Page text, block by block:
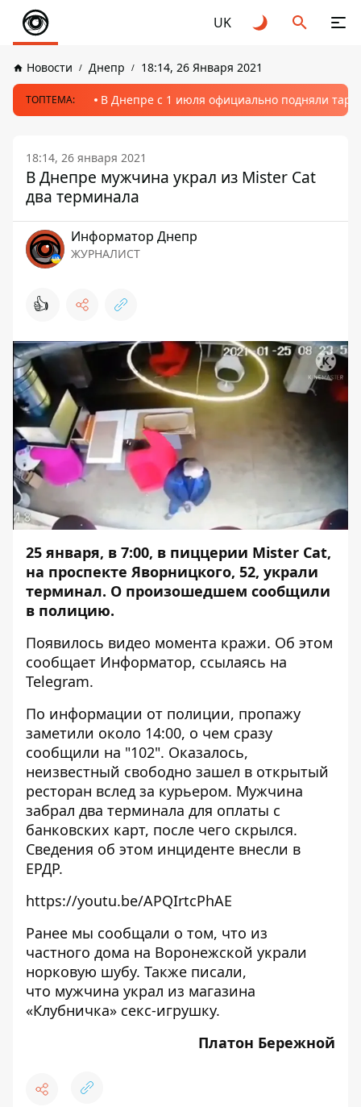
UK
Новости Днепр 18:14, 26 Января 2021
ТОПТЕМА: В Днепре с 1 июля официально подняли
18:14, 26 января 2021
В Днепре мужчина украл из Mister Cat
два терминала
Информатор Днепр
ЖУРНАЛИСТ
👍
25 января, в 7:00, в пиццерии Mister Cat,
на проспекте Яворницкого, 52, украли
терминал. О произошедшем сообщили
в полицию.
Появилось видео момента кражи. Об этом
сообщает Информатор, ссылаясь на
Telegram.
По информации от полиции, пропажу
заметили около 14:00, о чем сразу
сообщили на "102". Оказалось,
неизвестный свободно зашел в открытый
ресторан вслед за курьером. Мужчина
забрал два терминала для оплаты с
банковских карт, после чего скрылся.
Сведения об этом инциденте внесли в
ЕРДР.
https://youtu.be/APQIrtcPhAE
Ранее мы сообщали о том, что из
частного дома на Воронежской украли
норковую шубу. Также писали,
что мужчина украл из магазина
«Клубничка» секс-игрушку.
Платон Бережной